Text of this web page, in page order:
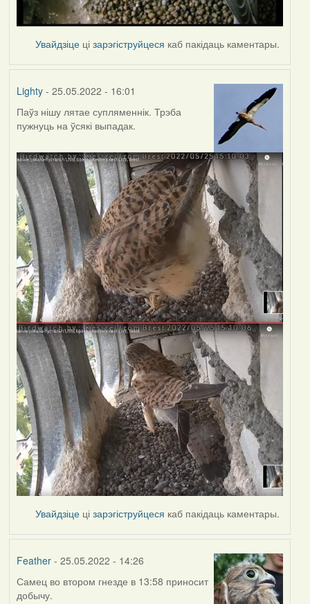
Увайдзіце цізарэгіструйцеся каб пакідаць каментары.
Lighty- 25.05.2022 - 16:01
Паўз нішу лятае супляменнік. Трэба
пужнуць на ўсякі выпадак.
Увайдзіце цізарэгіструйцеся каб пакідаць каментары.
Feather- 25.05.2022 - 14:26
Самец во втором гнезде в 13:58 приносит
добычу.